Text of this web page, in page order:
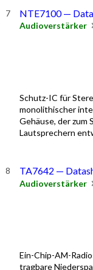
NTE7100 —
Audioverstärker
Schutz-IC für
monolithischer
Gehäuse, der zum
Lautsprechern
TA7642 —
Audioverstärker
Ein-Chip-AM-
tragbare